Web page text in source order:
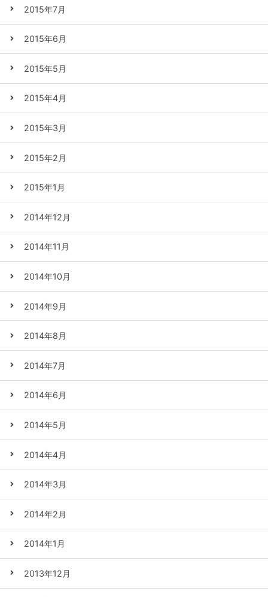
2015年7月
2015年6月
2015年5月
2015年4月
2015年3月
2015年2月
2015年1月
2014年12月
2014年11月
2014年10月
2014年9月
2014年8月
2014年7月
2014年6月
2014年5月
2014年4月
2014年3月
2014年2月
2014年1月
2013年12月